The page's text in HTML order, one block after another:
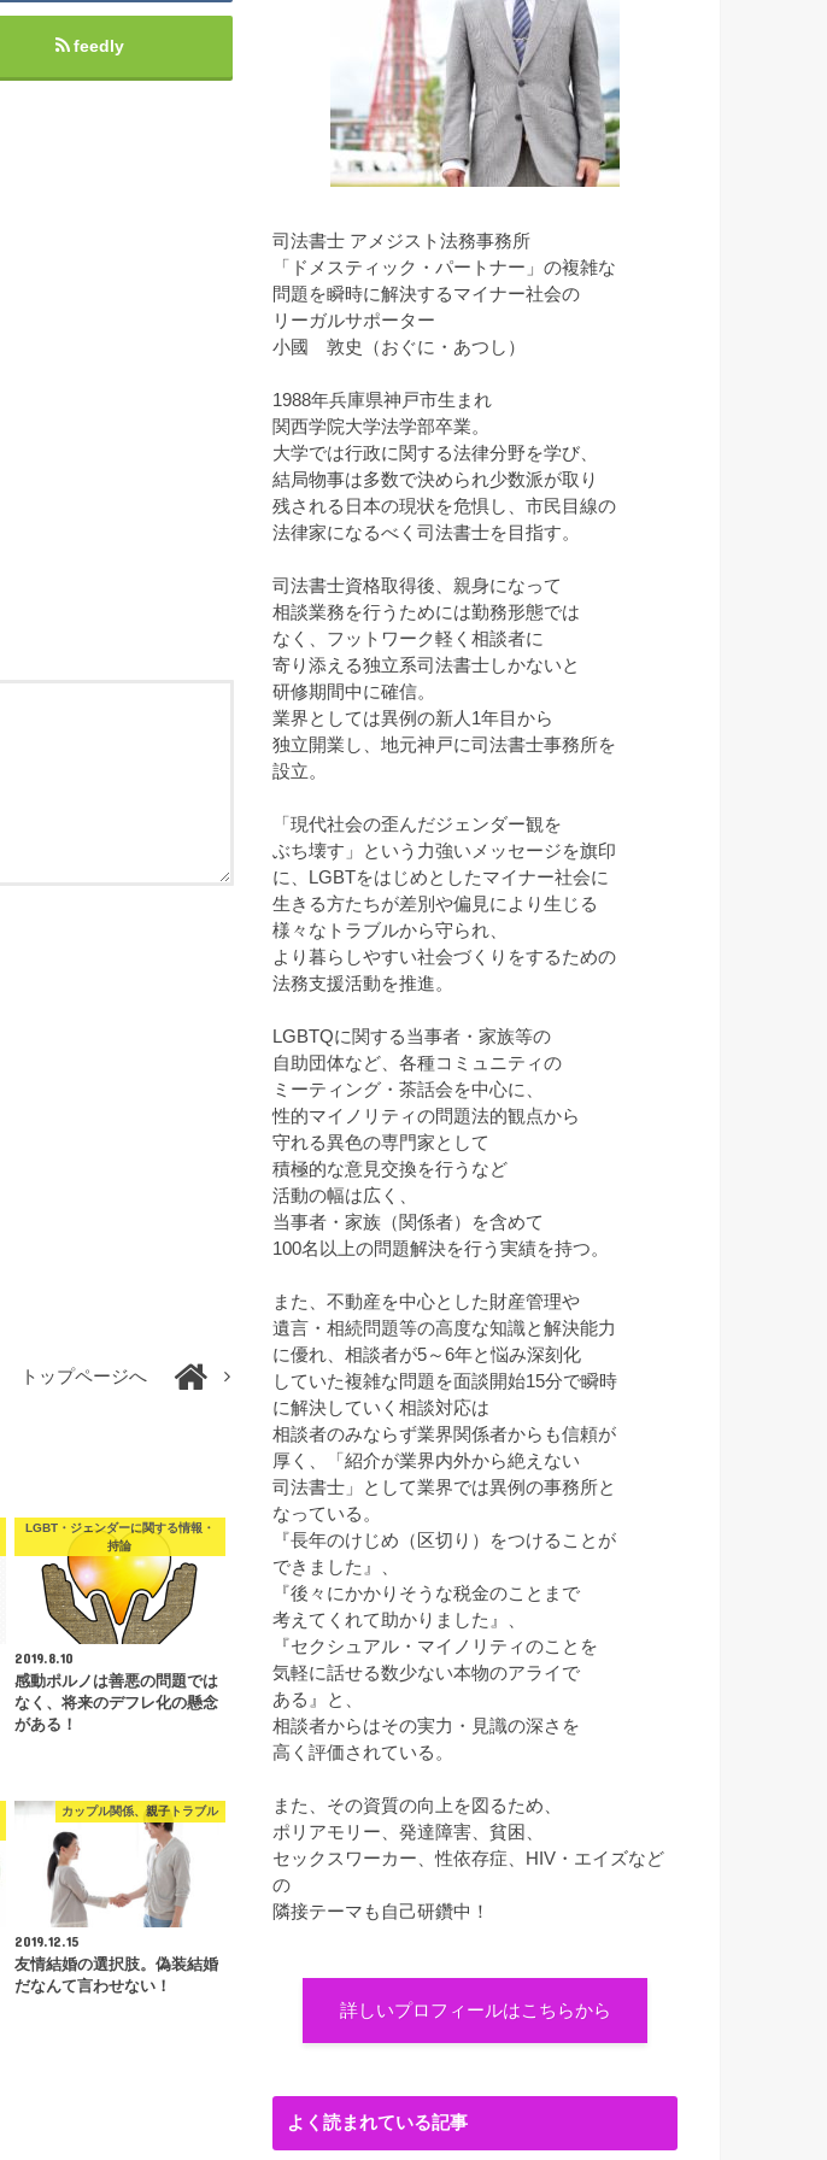
feedly
トップページへ
LGBT・ジェンダーに関する情報・
持論
2019.8.10
感動ポルノは善悪の問題では
なく、将来のデフレ化の懸念
がある！
カップル関係、親子トラブル
2019.12.15
友情結婚の選択肢。偽装結婚
だなんて言わせない！
司法書士 アメジスト法務事務所
「ドメスティック・パートナー」の複雑な
問題を瞬時に解決するマイナー社会の
リーガルサポーター
小國 敦史（おぐに・あつし）
1988年兵庫県神戸市生まれ
関西学院大学法学部卒業。
大学では行政に関する法律分野を学び、
結局物事は多数で決められ少数派が取り
残される日本の現状を危惧し、市民目線の
法律家になるべく司法書士を目指す。
司法書士資格取得後、親身になって
相談業務を行うためには勤務形態では
なく、フットワーク軽く相談者に
寄り添える独立系司法書士しかないと
研修期間中に確信。
業界としては異例の新人1年目から
独立開業し、地元神戸に司法書士事務所を
設立。
「現代社会の歪んだジェンダー観を
ぶち壊す」という力強いメッセージを旗印
に、LGBTをはじめとしたマイナー社会に
生きる方たちが差別や偏見により生じる
様々なトラブルから守られ、
より暮らしやすい社会づくりをするための
法務支援活動を推進。
LGBTQに関する当事者・家族等の
自助団体など、各種コミュニティの
ミーティング・茶話会を中心に、
性的マイノリティの問題法的観点から
守れる異色の専門家として
積極的な意見交換を行うなど
活動の幅は広く、
当事者・家族（関係者）を含めて
100名以上の問題解決を行う実績を持つ。
また、不動産を中心とした財産管理や
遺言・相続問題等の高度な知識と解決能力
に優れ、相談者が5～6年と悩み深刻化
していた複雑な問題を面談開始15分で瞬時
に解決していく相談対応は
相談者のみならず業界関係者からも信頼が
厚く、「紹介が業界内外から絶えない
司法書士」として業界では異例の事務所と
なっている。
『長年のけじめ（区切り）をつけることが
できました』、
『後々にかかりそうな税金のことまで
考えてくれて助かりました』、
『セクシュアル・マイノリティのことを
気軽に話せる数少ない本物のアライで
ある』と、
相談者からはその実力・見識の深さを
高く評価されている。
また、その資質の向上を図るため、
ポリアモリー、発達障害、貧困、
セックスワーカー、性依存症、HIV・エイズなど
の
隣接テーマも自己研鑽中！
詳しいプロフィールはこちらから
よく読まれている記事